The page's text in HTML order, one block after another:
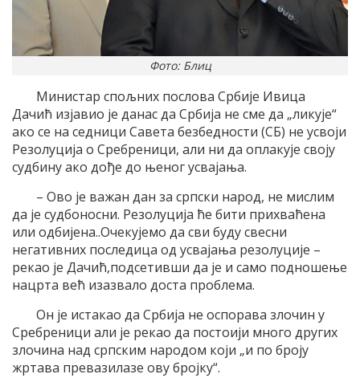
Фото: Блиц
Министар спољних послова Србије Ивица
Дачић изјавио је данас да Србија не сме да „ликује“
ако се на седници Савета безбедности (СБ) не усвоји
Резолуција о Сребреници, али ни да оплакује своју
судбину ако дође до њеног усвајања.
– Ово је важан дан за српски народ, не мислим
да је судбоносни. Резолуција ће бити прихваћена
или одбијена..Очекујемо да сви буду свесни
негативних последица од усвајања резолуције –
рекао је Дачић,подсетивши да је и само подношење
нацрта већ изазвало доста проблема.
Он је истакао да Србија не оспорава злочин у
Сребреници али је рекао да постоији много других
злочина над српским народом који „и по броју
жртава превазилазе ову бројку“.